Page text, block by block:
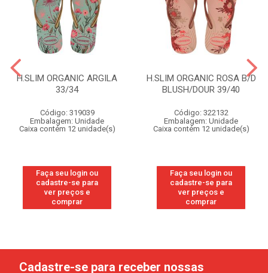
H.SLIM ORGANIC ARGILA
33/34
Código: 319039
Embalagem: Unidade
Caixa contém 12 unidade(s)
Faça seu login ou
cadastre-se para
ver preços e
comprar
H.SLIM ORGANIC ROSA B/D
BLUSH/DOUR 39/40
Código: 322132
Embalagem: Unidade
Caixa contém 12 unidade(s)
Faça seu login ou
cadastre-se para
ver preços e
comprar
Cadastre-se para receber nossas